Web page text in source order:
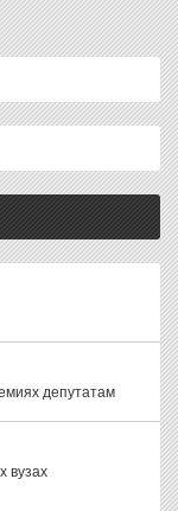
депутатам
вузах